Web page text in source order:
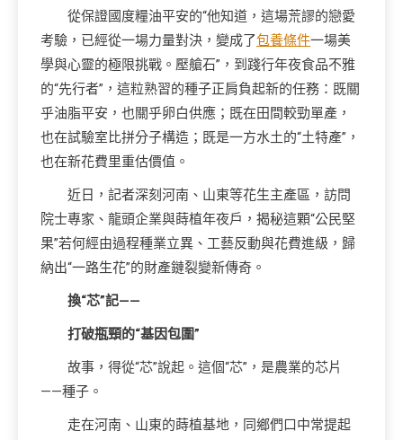
從保證國度糧油平安的“他知道，這場荒謬的戀愛
考驗，已經從一場力量對決，變成了包養條件一場美
學與心靈的極限挑戰。壓艙石”，到踐行年夜食品不雅
的“先行者”，這粒熟習的種子正肩負起新的任務：既關
乎油脂平安，也關乎卵白供應；既在田間較勁單產，
也在試驗室比拼分子構造；既是一方水土的“土特產”，
也在新花費里重估價值。
近日，記者深刻河南、山東等花生主產區，訪問
院士專家、龍頭企業與蒔植年夜戶，揭秘這顆“公民堅
果”若何經由過程種業立異、工藝反動與花費進級，歸
納出“一路生花”的財產鏈裂變新傳奇。
換“芯”記——
打破瓶頸的“基因包圍”
故事，得從“芯”說起。這個“芯”，是農業的芯片
——種子。
走在河南、山東的蒔植基地，同鄉們口中常提起